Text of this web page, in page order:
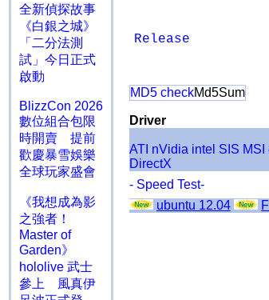
全新偵探故事
《白銀之城》
「二分法測
試」今日正式
啟動
BlizzCon 2026
數位組合包限
時開賣 提前
歡慶暴雪娛樂
全球玩家盛會
《我想成為影
之強者！
Master of
Garden》
hololive 武士
參上 風真伊
Release
MD5 checkMd5Sum
Driver
ATI nVidia intel SIS MSI
DirectX
- Speed Test-
ubuntu 12.04